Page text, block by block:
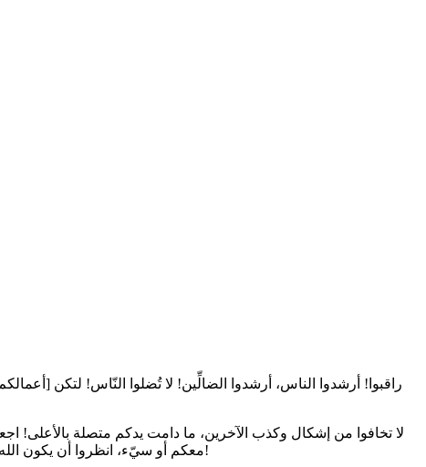
راقبوا! أرشدوا الناس، أرشدوا الضالِّين! لا تُضلوا النّاس! لتكن
لا تخافوا من إشكال وكذب الآخرين، ما دامت يدكم متصلة بالأعلى!
معكم أو سيّء، انظروا أن يكون الله راضٍ عنكم، هذا هو الملاك! ولو أنّ جميع العالم ليسوا راضين عنكم، هو [الله] راضٍ عنكم، لا يهمّ أنّ الآخرين راضون أو لا، يعجبون بكم أو لا!